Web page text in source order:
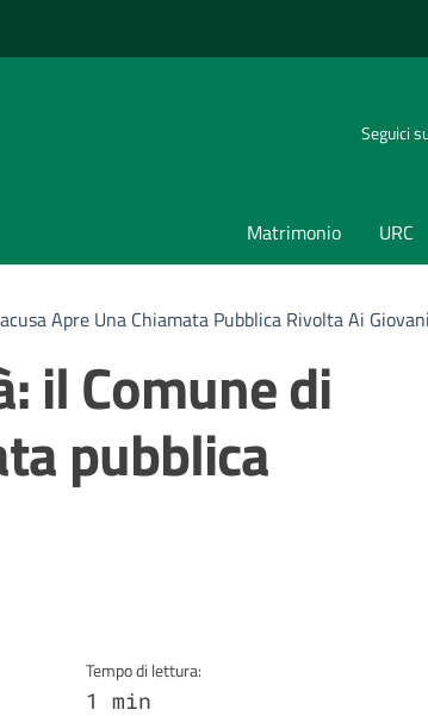
Seguici
Matrimonio URC
Apre Una Chiamata Pubblica Rivolta Ai
il Comune di
pubblica
Tempo di lettura:
1 min